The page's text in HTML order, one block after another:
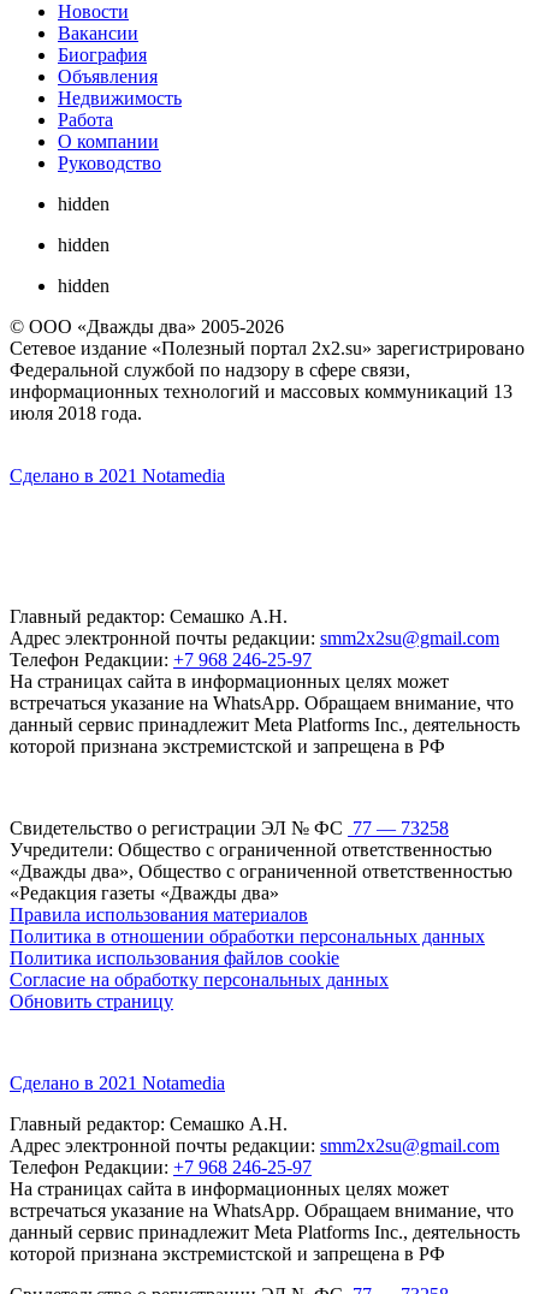
Новости
Вакансии
Биография
Объявления
Недвижимость
Работа
О компании
Руководство
hidden
hidden
hidden
© ООО «Дважды два» 2005-2026
Сетевое издание «Полезный портал 2x2.su» зарегистрировано
Федеральной службой по надзору в сфере связи,
информационных технологий и массовых коммуникаций 13
июля 2018 года.
Сделано в 2021 Notamedia
Главный редактор: Семашко А.Н.
Адрес электронной почты редакции: smm2x2su@gmail.com
Телефон Редакции: +7 968 246-25-97
На страницах сайта в информационных целях может
встречаться указание на WhatsApp. Обращаем внимание, что
данный сервис принадлежит Meta Platforms Inc., деятельность
которой признана экстремистской и запрещена в РФ
Свидетельство о регистрации ЭЛ № ФС 77 — 73258
Учредители: Общество с ограниченной ответственностью
«Дважды два», Общество с ограниченной ответственностью
«Редакция газеты «Дважды два»
Правила использования материалов
Политика в отношении обработки персональных данных
Политика использования файлов cookie
Согласие на обработку персональных данных
Обновить страницу
Сделано в 2021 Notamedia
Главный редактор: Семашко А.Н.
Адрес электронной почты редакции: smm2x2su@gmail.com
Телефон Редакции: +7 968 246-25-97
На страницах сайта в информационных целях может
встречаться указание на WhatsApp. Обращаем внимание, что
данный сервис принадлежит Meta Platforms Inc., деятельность
которой признана экстремистской и запрещена в РФ